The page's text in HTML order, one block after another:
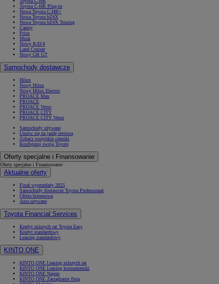
Toyota C-HR Plug-in
Nowa Toyota C-HR+
Nowa Toyota bZ4X
Nowa Toyota bZ4X Touring
Camry
Prius
Mirai
Nowy RAV4
Land Cruiser
Nowy GR GT
Samochody dostawcze
Hilux
Nowy Hilux
Nowy Hilux Electric
PROACE Max
PROACE
PROACE Verso
PROACE CITY
PROACE CITY Verso
Samochody używane
Umów się na jazdę testową
Zobacz wszystkie cenniki
Konfiguruj swoją Toyotę
Oferty specjalne i Finansowanie
Oferty specjalne i Finansowanie
Aktualne oferty
Finał wyprzedaży 2025
Samochody dostawcze Toyota Professional
Oferta biznesowa
Auta używane
Toyota Financial Services
Kredyt niższych rat Toyota Easy
Kredyt standardowy
Leasing standardowy
KINTO ONE
KINTO ONE Leasing niższych rat
KINTO ONE Leasing konsumencki
KINTO ONE Najem
KINTO ONE Zarządzanie flotą